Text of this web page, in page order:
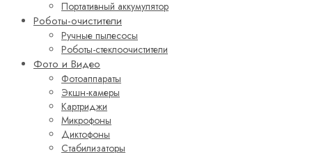
Портативный аккумулятор
Роботы-очистители
Ручные пылесосы
Роботы-стеклоочистители
Фото и Видео
Фотоаппараты
Экшн-камеры
Картриджи
Микрофоны
Диктофоны
Стабилизаторы